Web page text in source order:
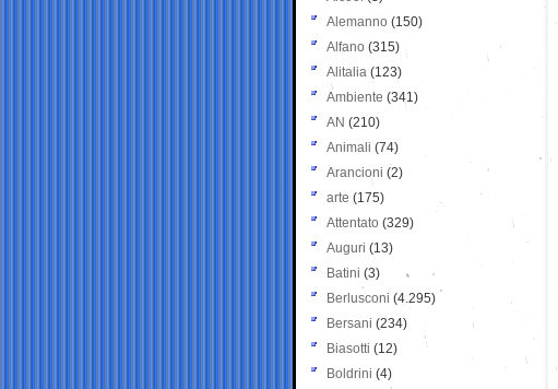
Alemanno (150)
Alfano (315)
Alitalia (123)
Ambiente (341)
AN (210)
Animali (74)
Arancioni (2)
arte (175)
Attentato (329)
Auguri (13)
Batini (3)
Berlusconi (4.295)
Bersani (234)
Biasotti (12)
Boldrini (4)